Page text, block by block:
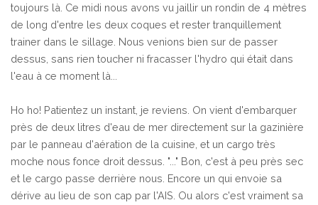
toujours là. Ce midi nous avons vu jaillir un rondin de 4 mètres
de long d'entre les deux coques et rester tranquillement
trainer dans le sillage. Nous venions bien sur de passer
dessus, sans rien toucher ni fracasser l'hydro qui était dans
l'eau à ce moment là...
Ho ho! Patientez un instant, je reviens. On vient d'embarquer
près de deux litres d'eau de mer directement sur la gazinière
par le panneau d'aération de la cuisine, et un cargo très
moche nous fonce droit dessus. "..." Bon, c'est à peu près sec
et le cargo passe derrière nous. Encore un qui envoie sa
dérive au lieu de son cap par l'AIS. Ou alors c'est vraiment sa